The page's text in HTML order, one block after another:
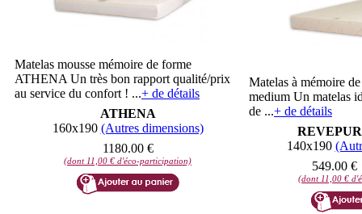
Matelas mousse mémoire de forme
ATHENA Un très bon rapport qualité/prix
au service du confort ! ...+ de détails
ATHENA
160x190 (Autres dimensions)
1180.00 €
(dont 11,00 € d'éco-participation)
Matelas à mémoire
medium Un matelas
de ...+ de détails
140x190
549.00 €
(dont 11,00 €